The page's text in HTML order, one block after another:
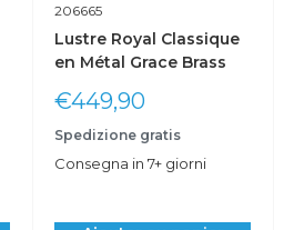
206665
Lustre Royal Classique
en Métal Grace Brass
Prix
réduit
€449,90
Spedizione gratis
Consegna in 7+ giorni